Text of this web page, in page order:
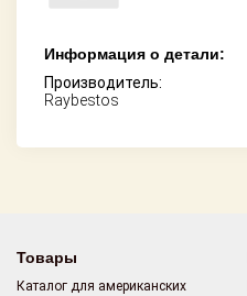
Информация о детали:
Производитель:
Raybestos
Товары
Каталог для американских